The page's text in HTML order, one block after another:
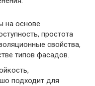
на основе
простота
свойства,
типов фасадов.
подходит для